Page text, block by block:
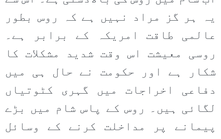
یہ ہر گز مراد نہیں ہے کہ روس بطور
عالمی طاقت امریکہ کے برابر ہے۔
روسی معیشت اس وقت شدید مشکلات کا
شکار ہے اور حکومت نے حال ہی میں
دفاعی اخراجات میں گہری کٹوتیاں
لگائی ہیں۔ روس کے پاس شام میں بڑے
پیمانے پر مداخلت کرنے کے وسائل